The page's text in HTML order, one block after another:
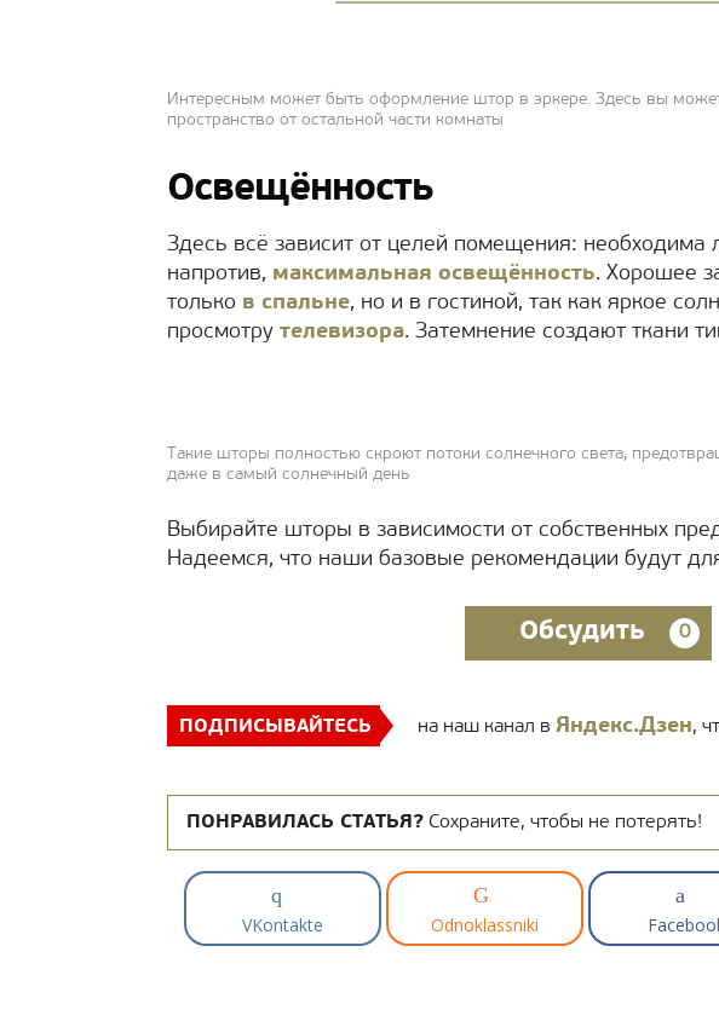
Интересным может быть оформление штор в эркере. Здесь вы
пространство от остальной части комнаты
Освещённость
Здесь всё зависит от целей помещения: необходима
напротив, максимальная освещённость. Хорошее
только в спальне, но и в гостиной, так как яркое
просмотру телевизора. Затемнение создают ткани
Такие шторы полностью скроют потоки солнечного света,
даже в самый солнечный день
Выбирайте шторы в зависимости от собственных
Надеемся, что наши базовые рекомендации будут
Обсудить 0
ПОДПИСЫВАЙТЕСЬ на наш канал в Яндекс.Дзен,
ПОНРАВИЛАСЬ СТАТЬЯ? Сохраните, чтобы не потерять!
VKontakte Odnoklassniki